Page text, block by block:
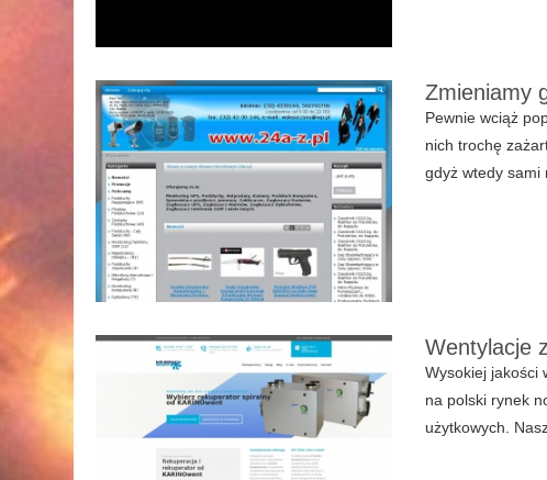
Zmieniamy
Pewnie wciąż
nich trochę
gdyż wtedy sami
Wentylacje
Wysokiej jakości
na polski rynek
użytkowych.